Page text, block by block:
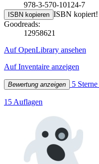
978-3-570-10124-7
ISBN kopieren ISBN kopiert!
Goodreads:
12958621
Auf OpenLibrary ansehen
Auf Inventaire anzeigen
Bewertung anzeigen 5 Sterne
15 Auflagen